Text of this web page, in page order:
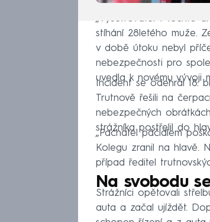
„Vyšetřovatel v těchto
stíhání 28letého muže.
v době útoku nebyl
nebezpečnosti pro
uvedla k novému vývoji
Incident se odehrál 18.
Trutnově řešili na
nebezpečných
strážníka postřelil do
„Pachatel páčidlem
Kolegu zranil na hlavě.
případ ředitel
Na svobodu
Strážníci opětovali
auta a začal ujíždět.